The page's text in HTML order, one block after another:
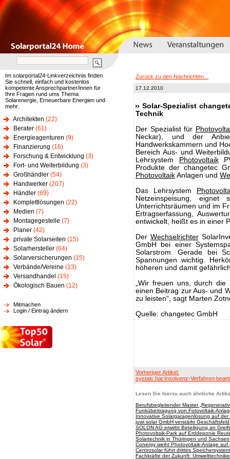
Im solarportal24-Linkverzeichnis finden
Sie schnell, einfach und kostenlos
kompetente Ansprechpartner/innen für
Ihre Fragen rund ums Thema
Solarenergie, Erneuerbare Energien und
mehr.
Architekten (22)
Berater (61)
Energieagenturen (9)
Finanzierung (16)
Forschung & Entwicklung (3)
Fort- und Weiterbildung (3)
Großhändler (54)
Handwerker (207)
Händler (69)
Komplettlösungen (22)
Medien (7)
Montagegestelle (7)
Planer (42)
private Solarseiten (15)
Solarhersteller (64)
Solarversicherungen (15)
Verbände/Vereine (13)
Versandhandel (15)
Ökologisch Bauen (12)
Mitmachen
Login / Eintrag ändern
Zurück zu den Nachrichten...
17.12.2010
Solar-Spezialist
Technik
Der Spezialist für
Neckar), und der
Handwerkskammern und
Bereich Aus- und
Lehrsystem
Photovoltaik
Produkte der changetec
Photovoltaik Anlagen und
Das Lehrsystem
Netzeinspeisung,
Unterrichtsräumen und im
Ertragserfassung,
entwickelt, heißt es in einer
Der Wechselrichter
GmbH bei einer
Solarstrom. Gerade bei
Spannungen wichtig.
höheren und damit
„Wir freuen uns, durch die
einen Beitrag zur Aus- und
zu leisten“, sagt Marten
Quelle: changetec GmbH
Vorheriger Artikel:
systaic hat Insolvenz-Verfahren
Lesen Sie hierzu auch ähnliche
Berufsbegleitender Master
Funkübertragung von Fotovoltaik-
Innovative Solargaragenlösung auf der
juwi solar GmbH verstärkt Geschäftsfeld
SOLON AG erwirbt Beteiligung an
Photovoltaik-Park auf Erddeponie
Solartechnik in Thüringen und
Conergy weiht Photovoltaik-Anlage auf
Centrosolar führt drittes
Fachkräfte der Zukunft: